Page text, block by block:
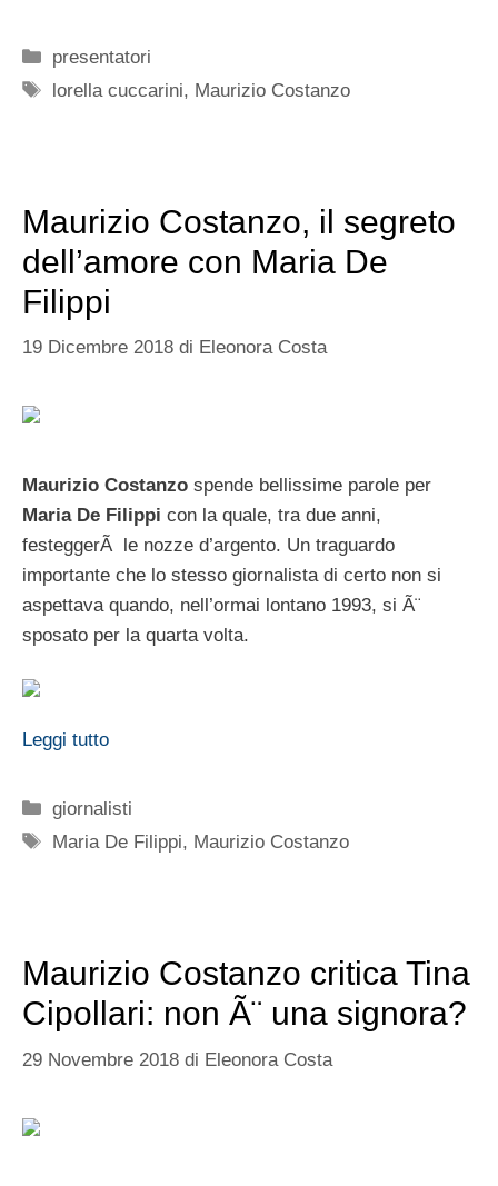
Categorie
presentatori
Tag
lorella cuccarini, Maurizio Costanzo
Maurizio Costanzo, il segreto
dell’amore con Maria De
Filippi
19 Dicembre 2018 di Eleonora Costa
Maurizio Costanzo spende bellissime parole per
Maria De Filippi con la quale, tra due anni,
festeggerÃ le nozze d’argento. Un traguardo
importante che lo stesso giornalista di certo non si
aspettava quando, nell’ormai lontano 1993, si Ã¨
sposato per la quarta volta.
Leggi tutto
Categorie
giornalisti
Tag
Maria De Filippi, Maurizio Costanzo
Maurizio Costanzo critica Tina
Cipollari: non Ã¨ una signora?
29 Novembre 2018 di Eleonora Costa